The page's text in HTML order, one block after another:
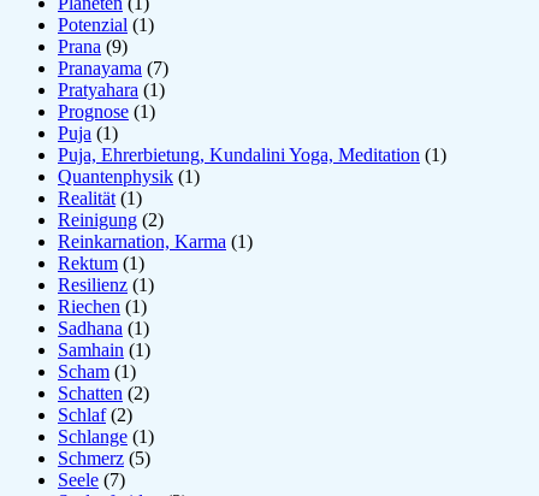
Potenzial (1)
Prana (9)
Pranayama (7)
Pratyahara (1)
Prognose (1)
Puja (1)
Puja, Ehrerbietung, Kundalini Yoga, Meditation (1)
Quantenphysik (1)
Realität (1)
Reinigung (2)
Reinkarnation, Karma (1)
Rektum (1)
Resilienz (1)
Riechen (1)
Sadhana (1)
Samhain (1)
Scham (1)
Schatten (2)
Schlaf(2)
Schlange (1)
Schmerz (5)
Seele (7)